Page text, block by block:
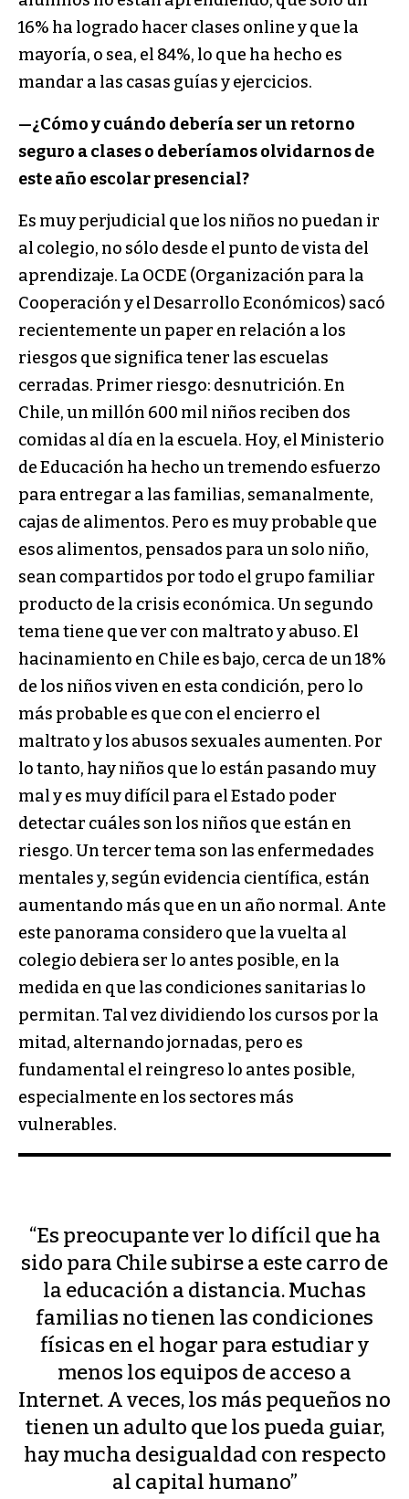
16% ha logrado hacer clases online y que la
mayoría, o sea, el 84%, lo que ha hecho es
mandar a las casas guías y ejercicios.
—¿Cómo y cuándo debería ser un retorno
seguro a clases o deberíamos olvidarnos de
este año escolar presencial?
Es muy perjudicial que los niños no puedan ir
al colegio, no sólo desde el punto de vista del
aprendizaje. La OCDE (Organización para la
Cooperación y el Desarrollo Económicos) sacó
recientemente un paper en relación a los
riesgos que significa tener las escuelas
cerradas. Primer riesgo: desnutrición. En
Chile, un millón 600 mil niños reciben dos
comidas al día en la escuela. Hoy, el Ministerio
de Educación ha hecho un tremendo esfuerzo
para entregar a las familias, semanalmente,
cajas de alimentos. Pero es muy probable que
esos alimentos, pensados para un solo niño,
sean compartidos por todo el grupo familiar
producto de la crisis económica. Un segundo
tema tiene que ver con maltrato y abuso. El
hacinamiento en Chile es bajo, cerca de un 18%
de los niños viven en esta condición, pero lo
más probable es que con el encierro el
maltrato y los abusos sexuales aumenten. Por
lo tanto, hay niños que lo están pasando muy
mal y es muy difícil para el Estado poder
detectar cuáles son los niños que están en
riesgo. Un tercer tema son las enfermedades
mentales y, según evidencia científica, están
aumentando más que en un año normal. Ante
este panorama considero que la vuelta al
colegio debiera ser lo antes posible, en la
medida en que las condiciones sanitarias lo
permitan. Tal vez dividiendo los cursos por la
mitad, alternando jornadas, pero es
fundamental el reingreso lo antes posible,
especialmente en los sectores más
vulnerables.
“Es preocupante ver lo difícil que ha
sido para Chile subirse a este carro de
la educación a distancia. Muchas
familias no tienen las condiciones
físicas en el hogar para estudiar y
menos los equipos de acceso a
Internet. A veces, los más pequeños no
tienen un adulto que los pueda guiar,
hay mucha desigualdad con respecto
al capital humano”